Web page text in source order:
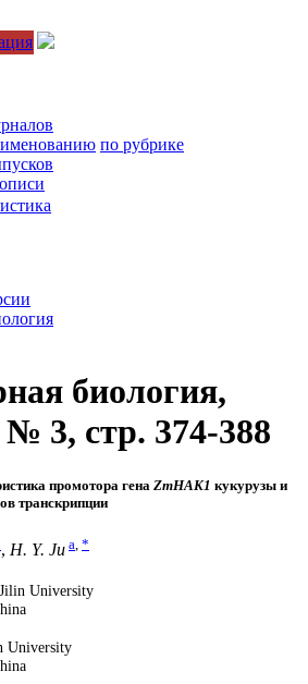
по рубрике
биология,
№ 3, стр. 374-388
промотора гена ZmHAK1 кукурузы и
транскрипции
, H. Y. Ju a *
University
University